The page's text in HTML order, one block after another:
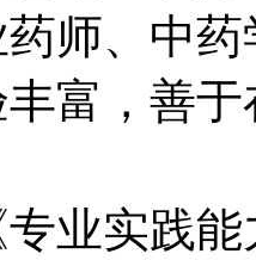
师、中
富，善
专业实践